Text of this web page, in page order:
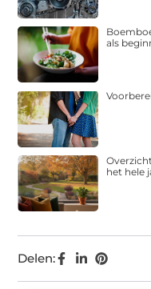
Delen:
als
het hele